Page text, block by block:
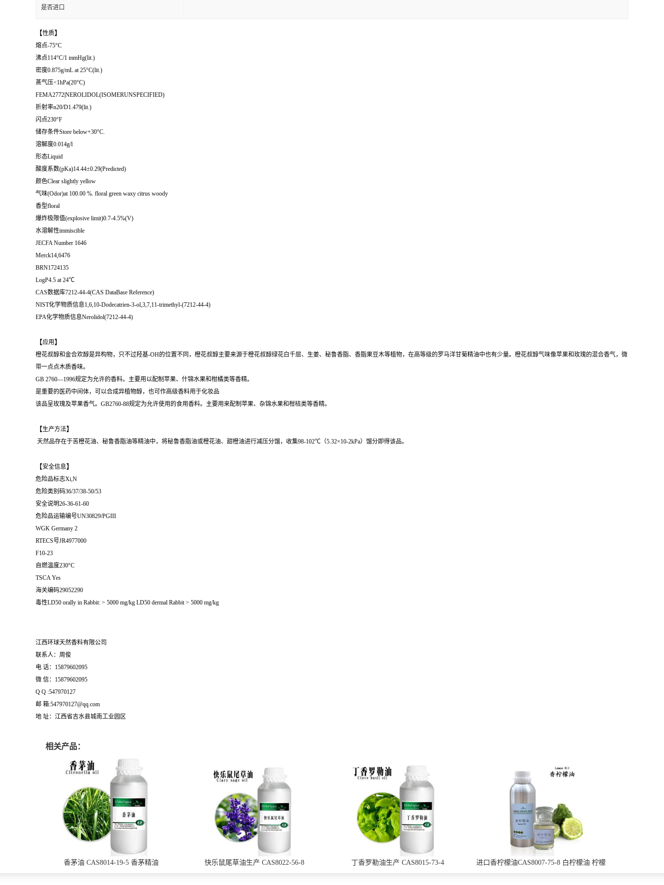
是否进口
【性质】
熔点-75°C
沸点114°C/1 mmHg(lit.)
密度0.875g/mL at 25°C(lit.)
蒸气压<1hPa(20°C)
FEMA2772|NEROLIDOL(ISOMERUNSPECIFIED)
折射率n20/D1.479(lit.)
闪点230°F
储存条件Store below+30°C.
溶解度0.014g/l
形态Liquid
酸度系数(pKa)14.44±0.29(Predicted)
颜色Clear slightly yellow
气味(Odor)at 100.00 %. floral green waxy citrus woody
香型floral
爆炸极限值(explosive limit)0.7-4.5%(V)
水溶解性immiscible
JECFA Number 1646
Merck14,6476
BRN1724135
LogP4.5 at 24℃
CAS数据库7212-44-4(CAS DataBase Reference)
NIST化学物质信息1,6,10-Dodecatrien-3-ol,3,7,11-trimethyl-(7212-44-4)
EPA化学物质信息Nerolidol(7212-44-4)
【应用 】
橙花叔醇和金合欢醇是异构物，只不过羟基-OH的位置不同，橙花叔醇主要来源于橙花叔醇绿花白千层、生姜、秘鲁香脂、香脂果豆木等植物，在高等级的罗马洋甘菊精油中也有少量。橙花叔醇气味像苹果和玫瑰的混合香气，微
带一点点木质香味。
GB 2760—1996规定为允许的香料。主要用以配制苹果、什锦水果和柑橘类等香精。
是重要的医药中间体，可以合成异植物醇，也可作高级香料用于化妆品
该品呈玫瑰及苹果香气。GB2760-88规定为允许使用的食用香料。主要用来配制苹果、杂锦水果和柑桔类等香精。
【生产方法】
天然品存在于苦橙花油、秘鲁香脂油等精油中，将秘鲁香脂油或橙花油、甜橙油进行减压分馏，收集98-102℃（5.32×10-2kPa）馏分即得该品。
【安全信息】
危险品标志Xi,N
危险类别码36/37/38-50/53
安全说明26-36-61-60
危险品运输编号UN30829/PGIII
WGK Germany 2
RTECS号JR4977000
F10-23
自燃温度230°C
TSCA Yes
海关编码29052290
毒性LD50 orally in Rabbit: > 5000 mg/kg LD50 dermal Rabbit > 5000 mg/kg
江西环球天然香料有限公司
联系人：周俊
电 话：15879602095
微 信：15879602095
Q Q :547970127
邮 箱:547970127@qq.com
地 址：江西省吉水县城南工业园区
相关产品：
香茅油 CAS8014-19-5 香茅精油 快乐鼠尾草油生产 CAS8022-56-8 丁香罗勒油生产 CAS8015-73-4
进口香柠檬油CAS8007-75-8 白柠檬油 柠檬
油